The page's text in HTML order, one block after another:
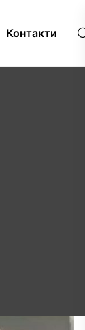
Контакти